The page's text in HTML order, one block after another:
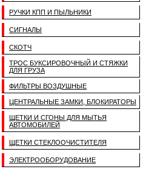
РУЧКИ КПП И ПЫЛЬНИКИ
СИГНАЛЫ
СКОТЧ
ТРОС БУКСИРОВОЧНЫЙ И СТЯЖКИ
ДЛЯ ГРУЗА
ФИЛЬТРЫ ВОЗДУШНЫЕ
ЦЕНТРАЛЬНЫЕ ЗАМКИ, БЛОКИРАТОРЫ
ЩЕТКИ И СГОНЫ ДЛЯ МЫТЬЯ
АВТОМОБИЛЕЙ
ЩЕТКИ СТЕКЛООЧИСТИТЕЛЯ
ЭЛЕКТРООБОРУДОВАНИЕ